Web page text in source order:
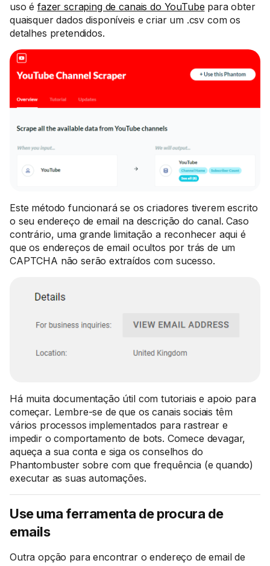
uso éfazer scraping de canais do YouTube para obter
quaisquer dados disponíveis e criar um .csv com os
detalhes pretendidos.
Este método funcionará se os criadores tiverem escrito
o seu endereço de email na descrição do canal. Caso
contrário, uma grande limitação a reconhecer aqui é
que os endereços de email ocultos por trás de um
CAPTCHA não serão extraídos com sucesso.
Há muita documentação útil com tutoriais e apoio para
começar. Lembre-se de que os canais sociais têm
vários processos implementados para rastrear e
impedir o comportamento de bots. Comece devagar,
aqueça a sua conta e siga os conselhos do
Phantombuster sobre com que frequência (e quando)
executar as suas automações.
Use uma ferramenta de procura de
emails
Outra opção para encontrar o endereço de email de